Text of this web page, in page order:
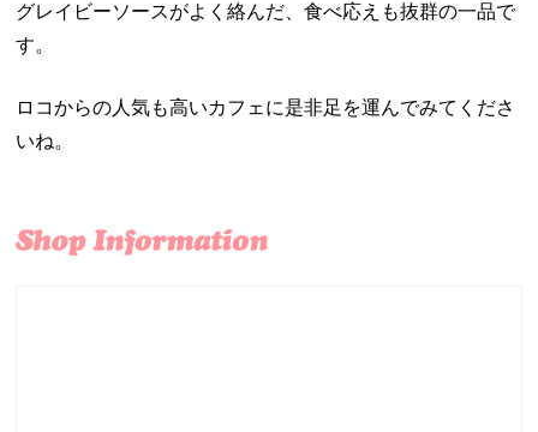
グレイビーソースがよく絡んだ、食べ応えも抜群の一品で
す。
ロコからの人気も高いカフェに是非足を運んでみてくださ
いね。